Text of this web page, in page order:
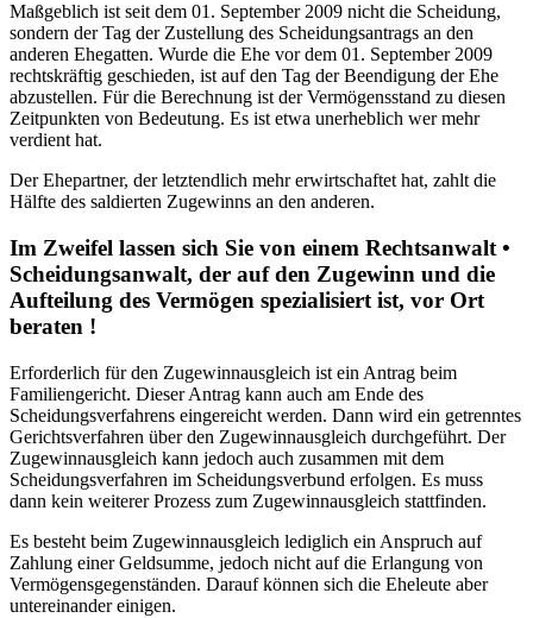
Maßgeblich ist seit dem 01. September 2009 nicht die Scheidung,
sondern der Tag der Zustellung des Scheidungsantrags an den
anderen Ehegatten. Wurde die Ehe vor dem 01. September 2009
rechtskräftig geschieden, ist auf den Tag der Beendigung der Ehe
abzustellen. Für die Berechnung ist der Vermögensstand zu diesen
Zeitpunkten von Bedeutung. Es ist etwa unerheblich wer mehr
verdient hat.
Der Ehepartner, der letztendlich mehr erwirtschaftet hat, zahlt die
Hälfte des saldierten Zugewinns an den anderen.
Im Zweifel lassen sich Sie von einem Rechtsanwalt •
Scheidungsanwalt, der auf den Zugewinn und die
Aufteilung des Vermögen spezialisiert ist, vor Ort
beraten !
Erforderlich für den Zugewinnausgleich ist ein Antrag beim
Familiengericht. Dieser Antrag kann auch am Ende des
Scheidungsverfahrens eingereicht werden. Dann wird ein getrenntes
Gerichtsverfahren über den Zugewinnausgleich durchgeführt. Der
Zugewinnausgleich kann jedoch auch zusammen mit dem
Scheidungsverfahren im Scheidungsverbund erfolgen. Es muss
dann kein weiterer Prozess zum Zugewinnausgleich stattfinden.
Es besteht beim Zugewinnausgleich lediglich ein Anspruch auf
Zahlung einer Geldsumme, jedoch nicht auf die Erlangung von
Vermögensgegenständen. Darauf können sich die Eheleute aber
untereinander einigen.